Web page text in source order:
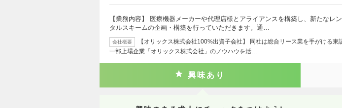
【業務内容】 医療機器メーカーや代理店様とアライアンスを構築し、新たなレン
タルスキームの企画・構築を行っていただきます。通…
会社概要
【オリックス株式会社100%出資子会社】 同社は総合リース業を手がける東
一部上場企業「オリックス株式会社」のノウハウを活…
興味あり